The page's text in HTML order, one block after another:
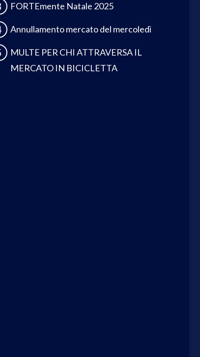
FORTEmente Natale 2025
Annullamento mercato del mercoledì
MULTE PER CHI ATTRAVERSA IL
MERCATO IN BICICLETTA